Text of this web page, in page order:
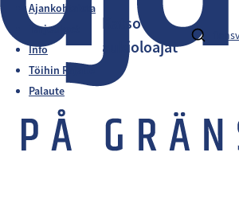
Ajankohtaista
Tarjoukset
Info
Töihin Rajalle
Palaute
en
Katso
aukioloajat